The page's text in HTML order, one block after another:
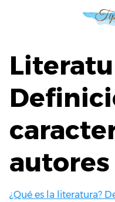
autores
¿Qué es la literatura?